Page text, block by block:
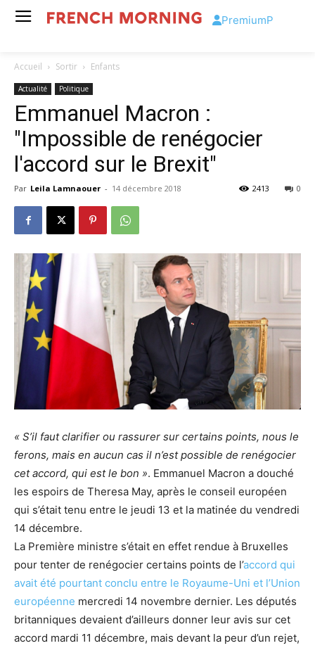
PremiumP
Accueil Sortir Enfants
Actualité Politique
Emmanuel Macron :
"Impossible de renégocier
l'accord sur le Brexit"
Par Leila Lamnaouer - 14 décembre 2018 0
2413
« S’il faut clarifier ou rassurer sur certains points, nous le
ferons, mais en aucun cas il n’est possible de renégocier
cet accord, qui est le bon ». Emmanuel Macron a douché
les espoirs de Theresa May, après le conseil européen
qui s’était tenu entre le jeudi 13 et la matinée du vendredi
14 décembre.
La Première ministre s’était en effet rendue à Bruxelles
pour tenter de renégocier certains points de l’accord qui
avait été pourtant conclu entre le Royaume-Uni et l’Union
européenne mercredi 14 novembre dernier. Les députés
britanniques devaient d’ailleurs donner leur avis sur cet
accord mardi 11 décembre, mais devant la peur d’un rejet,